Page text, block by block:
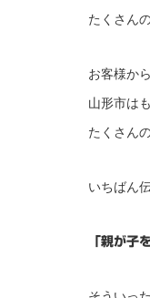
たくさん
お客様か
山形市は
たくさん
いちばん
「親が子